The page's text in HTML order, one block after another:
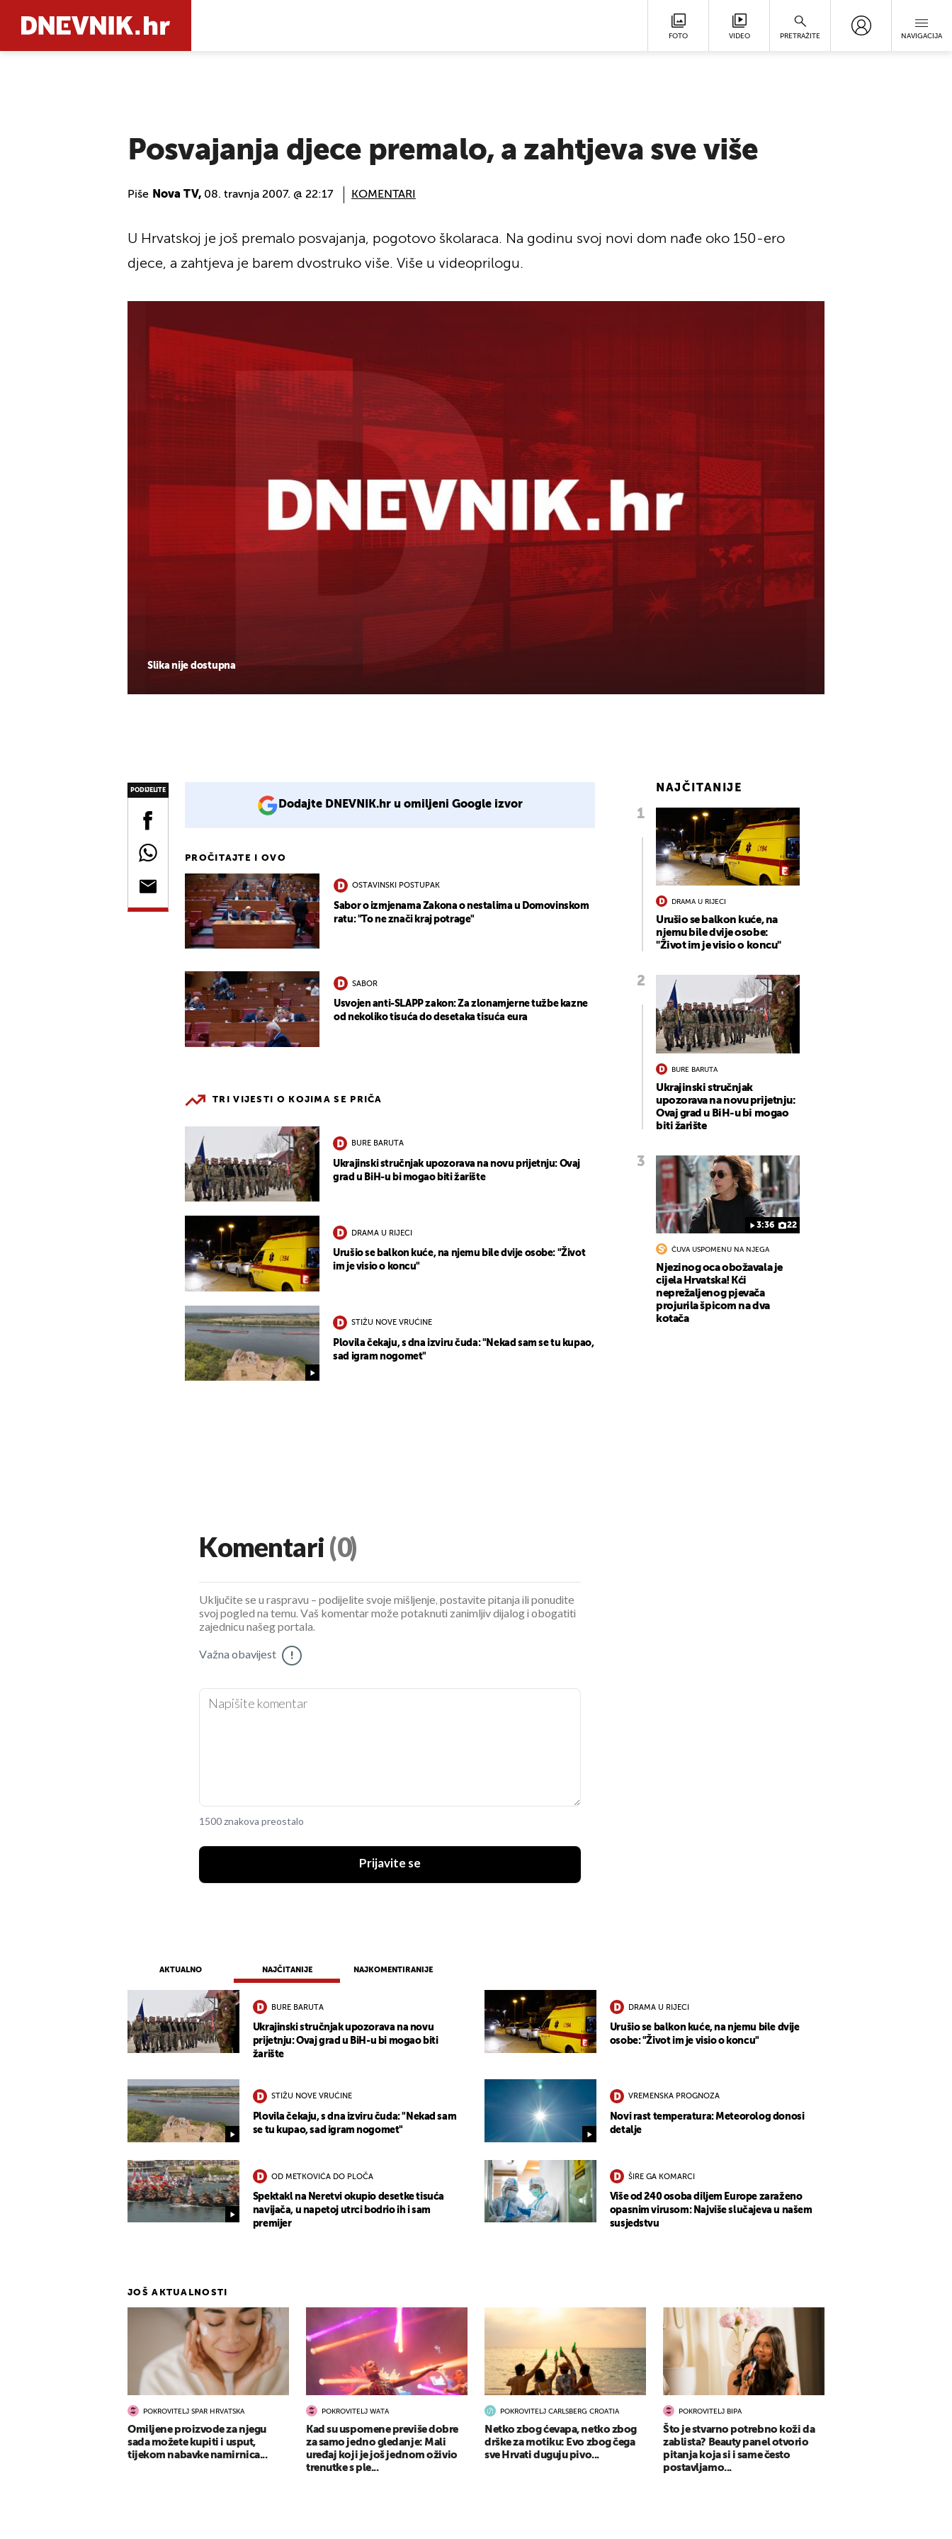
FOTO VIDEO PRETRAŽITE NAVIGACIJA
Posvajanja djece premalo, a zahtjeva sve više
Piše Nova TV, 08. travnja 2007. @ 22:17 KOMENTARI
Slika nije dostupna
U Hrvatskoj je još premalo posvajanja, pogotovo školaraca. Na godinu svoj novi dom nađe oko 150-ero
djece, a zahtjeva je barem dvostruko više. Više u videoprilogu.
PODIJELITE
Dodajte DNEVNIK.hr u omiljeni Google izvor
PROČITAJTE I OVO
OSTAVINSKI POSTUPAK
Sabor o izmjenama Zakona o nestalima u Domovinskom
ratu: "To ne znači kraj potrage"
SABOR
Usvojen anti-SLAPP zakon: Za zlonamjerne tužbe kazne
od nekoliko tisuća do desetaka tisuća eura
TRI VIJESTI O KOJIMA SE PRIČA
BURE BARUTA
Ukrajinski stručnjak upozorava na novu prijetnju: Ovaj
grad u BiH-u bi mogao biti žarište
DRAMA U RIJECI
Urušio se balkon kuće, na njemu bile dvije osobe: "Život
im je visio o koncu"
STIŽU NOVE VRUĆINE
Plovila čekaju, s dna izviru čuda: "Nekad sam se tu kupao,
sad igram nogomet"
NAJČITANIJE
DRAMA U RIJECI
Urušio se balkon kuće, na
njemu bile dvije osobe:
"Život im je visio o koncu"
BURE BARUTA
Ukrajinski stručnjak
upozorava na novu prijetnju:
Ovaj grad u BiH-u bi mogao
biti žarište
3:36 22
ČUVA USPOMENU NA NJEGA
Njezinog oca obožavala je
cijela Hrvatska! Kći
neprežaljenog pjevača
projurila špicom na dva
kotača
Komentari (0)
Uključite se u raspravu – podijelite svoje mišljenje, postavite pitanja ili ponudite
svoj pogled na temu. Vaš komentar može potaknuti zanimljiv dijalog i obogatiti
zajednicu našeg portala.
Važna obavijest !
1500 znakova preostalo
Prijavite se
AKTUALNO NAJČITANIJE NAJKOMENTIRANIJE
BURE BARUTA
Ukrajinski stručnjak upozorava na novu
prijetnju: Ovaj grad u BiH-u bi mogao biti
žarište
DRAMA U RIJECI
Urušio se balkon kuće, na njemu bile dvije
osobe: "Život im je visio o koncu"
STIŽU NOVE VRUĆINE
Plovila čekaju, s dna izviru čuda: "Nekad sam
se tu kupao, sad igram nogomet"
VREMENSKA PROGNOZA
Novi rast temperatura: Meteorolog donosi
detalje
OD METKOVIĆA DO PLOČA
Spektakl na Neretvi okupio desetke tisuća
navijača, u napetoj utrci bodrio ih i sam
premijer
ŠIRE GA KOMARCI
Više od 240 osoba diljem Europe zaraženo
opasnim virusom: Najviše slučajeva u našem
susjedstvu
JOŠ AKTUALNOSTI
POKROVITELJ SPAR HRVATSKA
Omiljene proizvode za njegu
sada možete kupiti i usput,
tijekom nabavke namirnica...
POKROVITELJ WATA
Kad su uspomene previše dobre
za samo jedno gledanje: Mali
uređaj koji je još jednom oživio
trenutke s ple...
POKROVITELJ CARLSBERG CROATIA
Netko zbog ćevapa, netko zbog
drške za motiku: Evo zbog čega
sve Hrvati duguju pivo...
POKROVITELJ BIPA
Što je stvarno potrebno koži da
zablista? Beauty panel otvorio
pitanja koja si i same često
postavljamo...